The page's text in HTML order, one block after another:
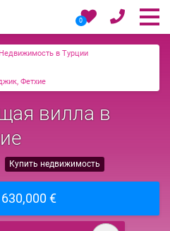
0
Недвижимость в Турции
Фетхие
вилла в
Купить недвижимость
€